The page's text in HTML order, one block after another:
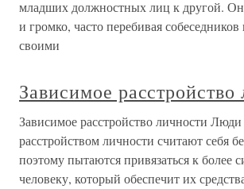
младших должностных лиц к другой.
и громко, часто перебивая собеседников
своими
Зависимое расстройство
Зависимое расстройство личности
расстройством личности считают себя
поэтому пытаются привязаться к более
человеку, который обеспечит их